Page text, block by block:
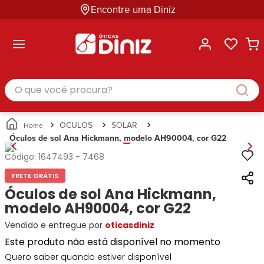
Encontre uma Diniz
Masculino
Feminino
Infantil
Unissex
Busque
Por
Marcas
Ana
Hickmann
Bulget
Miu-
Miu
Guess
Lacoste
Categorias
Masculino
Feminino
Infantil
Unissex
Busque
Por
Marcas
Ray-
Ban
Prada
Ana
Hickmann
Tecnol
Correntes
para
Óculos
Estojos
para
Óculos
Soluções
e
Cuidados
Busque
Ray-
Ban
Armani
Exchange
Tommy
Hilfiger
Ana
Hickmann
Guess
Speedo
Categoria
Armações
de Óculos
Óculos
de Sol
para
Óculos
Estojo
para
Óculos
Gênero
Masculino
Feminino
O que você procura?
OCULOS
SOLAR
Óculos de sol Ana Hickmann, modelo AH90004, cor G22
Código: 1647493 - 7468
FRETE GRÁTIS
Óculos de sol Ana Hickmann,
modelo AH90004, cor G22
Vendido e entregue por oticasdiniz
Este produto não está disponível no momento
Quero saber quando estiver disponível